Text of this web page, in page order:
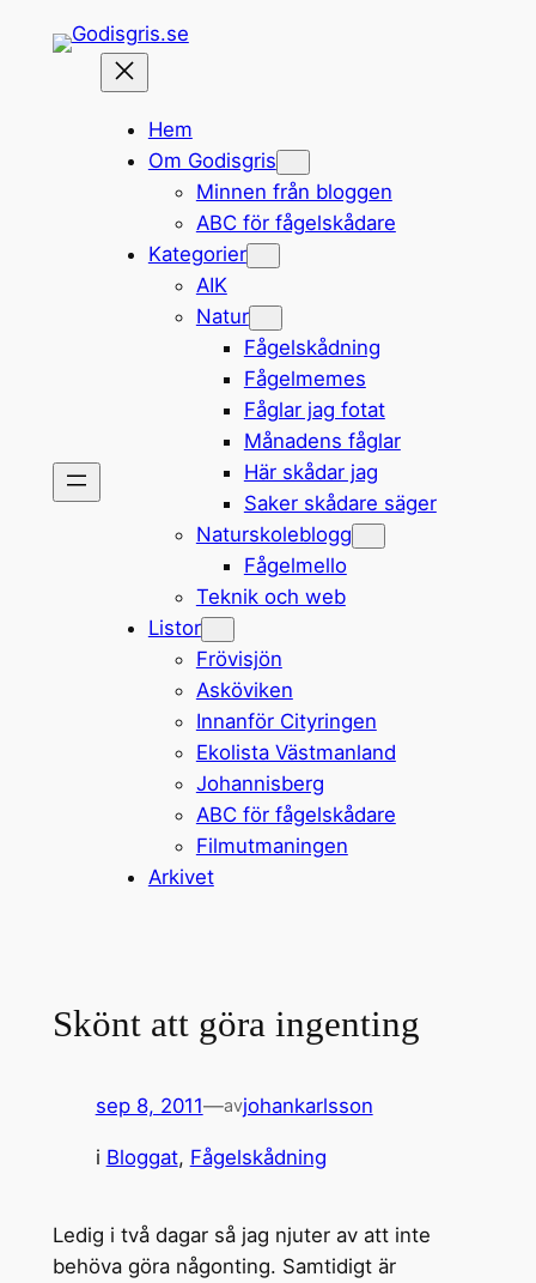
Hem
Om Godisgris
Minnen från bloggen
ABC för fågelskådare
Kategorier
AIK
Natur
Fågelskådning
Fågelmemes
Fåglar jag fotat
Månadens fåglar
Här skådar jag
Saker skådare säger
Naturskoleblogg
Fågelmello
Teknik och web
Listor
Frövisjön
Asköviken
Innanför Cityringen
Ekolista Västmanland
Johannisberg
ABC för fågelskådare
Filmutmaningen
Arkivet
Skönt att göra ingenting
sep 8, 2011—avjohankarlsson
i Bloggat, Fågelskådning
Ledig i två dagar så jag njuter av att inte
behöva göra någonting. Samtidigt är